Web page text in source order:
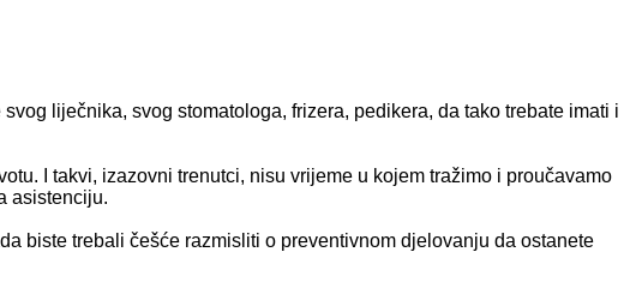
liječnika, svog stomatologa, frizera, pedikera, da tako trebate imati i
I takvi, izazovni trenutci, nisu vrijeme u kojem tražimo i proučavamo
asistenciju.
biste trebali češće razmisliti o preventivnom djelovanju da ostanete